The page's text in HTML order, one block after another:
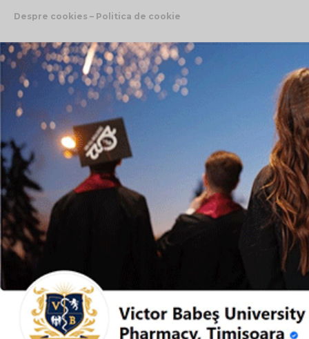
Despre cookies – Politica de cookie